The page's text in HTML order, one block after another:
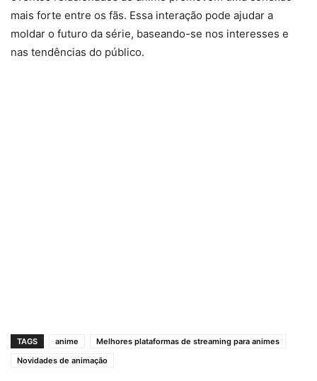
mais forte entre os fãs. Essa interação pode ajudar a
moldar o futuro da série, baseando-se nos interesses e
nas tendências do público.
TAGS anime
Melhores plataformas de streaming para animes
Novidades de animação